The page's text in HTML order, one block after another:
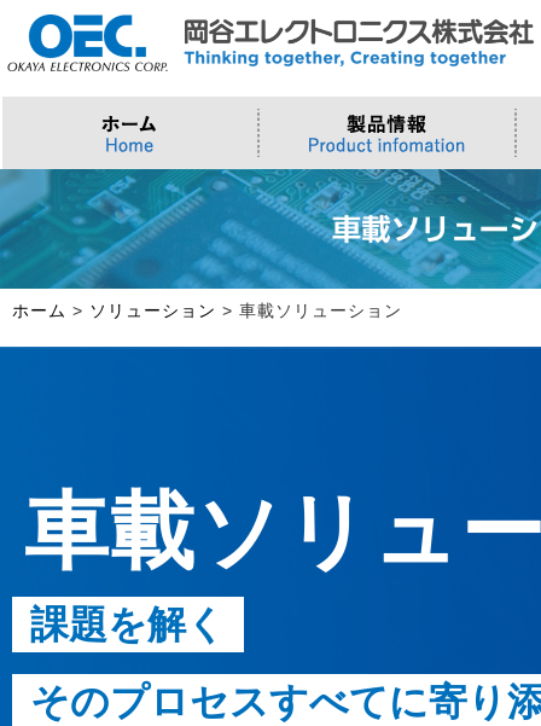
プロセッサ
>Intel (IoT/Embedded)
>Intel (PC)
>Intel Arc Graphics
ソフトウェア・クラウド
>Microsoft Azure
>Windows IoT
>Trellix
>AMI
>AI・IoTソリューション
>インテル IoTソリューション
>評価開発キット
>LLMソリューション
スマートシティ・DX
>ナガレミル / 人流・交通
>会社概要 >トップメッセージ
>製品・御見積お問い合わせ >その他・採用お問い合わせ
ホーム > ソリューション > 車載ソリューション
車載ソリュ
課題を解く
そのプロセスすべてに寄り